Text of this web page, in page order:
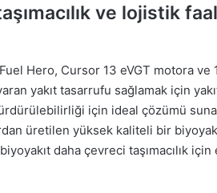
ve lojistik
Hero, Cursor 13 eVGT motora
yakıt tasarrufu sağlamak için
için ideal çözümü
üretilen yüksek kaliteli bir
daha çevreci taşımacılık